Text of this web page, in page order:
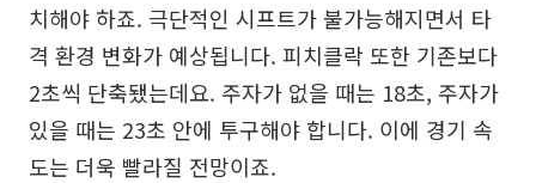
치해야 하죠. 극단적인 시프트가 불가능해지면서 타
격 환경 변화가 예상됩니다. 피치클락 또한 기존보다
2초씩 단축됐는데요. 주자가 없을 때는 18초, 주자가
있을 때는 23초 안에 투구해야 합니다. 이에 경기 속
도는 더욱 빨라질 전망이죠.